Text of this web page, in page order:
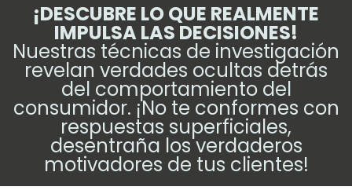
¡DESCUBRE LO QUE REALMENTE
IMPULSA LAS DECISIONES!
Nuestras técnicas de investigación
revelan verdades ocultas detrás
del comportamiento del
consumidor. ¡No te conformes con
respuestas superficiales,
desentraña los verdaderos
motivadores de tus clientes!